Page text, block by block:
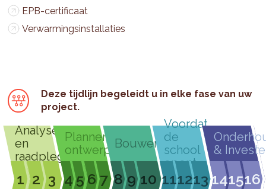
EPB-certificaat
Verwarmingsinstallaties
Deze tijdlijn begeleidt u in elke fase van uw
project.
Analyseren
en
raadplegen
1 2 3
Plannen &
ontwerpen
4 567
Bouwen
8 9 10
Voordat
de
school
opent
111213
&
141516